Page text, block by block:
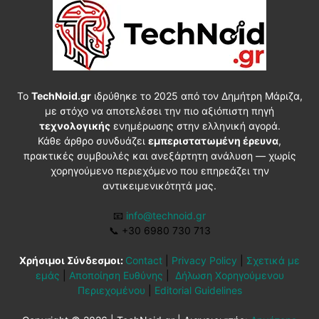
Το TechNoid.grιδρύθηκε το 2025 από τον Δημήτρη Μάριζα,
με στόχο να αποτελέσει την πιο αξιόπιστη πηγή
τεχνολογικήςενημέρωσης στην ελληνική αγορά.
Κάθε άρθρο συνδυάζει εμπεριστατωμένη έρευνα,
πρακτικές συμβουλές και ανεξάρτητη ανάλυση — χωρίς
χορηγούμενο περιεχόμενο που επηρεάζει την
αντικειμενικότητά μας.
📧 info@technoid.gr
📞 +30 6980 730 713
Χρήσιμοι Σύνδεσμοι: Contact Privacy Policy
Σχετικά με
εμάς
Αποποίηση Ευθύνης
Δήλωση Χορηγούμενου
Περιεχομένου
Editorial Guidelines